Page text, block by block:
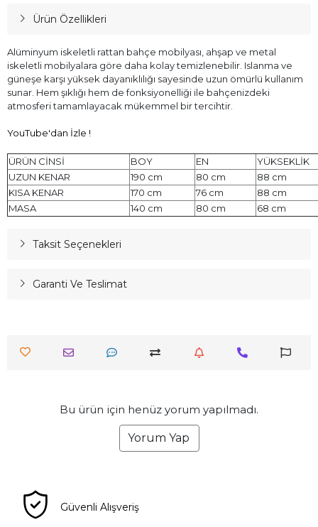
Ürün Özellikleri
Alüminyum iskeletli rattan bahçe mobilyası, ahşap ve metal
iskeletli mobilyalara göre daha kolay temizlenebilir. Islanma ve
güneşe karşı yüksek dayanıklılığı sayesinde uzun ömürlü kullanım
sunar. Hem şıklığı hem de fonksiyonelliği ile bahçenizdeki
atmosferi tamamlayacak mükemmel bir tercihtir.
YouTube'dan İzle !
ÜRÜN CİNSİ BOY EN
YÜKSEKLİK
UZUN KENAR
190 cm 80 cm
88 cm
KISA KENAR
170 cm 76 cm
88 cm
MASA
140 cm 80 cm 68 cm
Taksit Seçenekleri
Garanti Ve Teslimat
Bu ürün için henüz yorum yapılmadı.
Yorum Yap
Güvenli Alışveriş